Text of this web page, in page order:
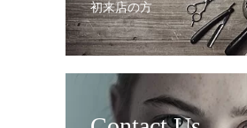
初来店の方